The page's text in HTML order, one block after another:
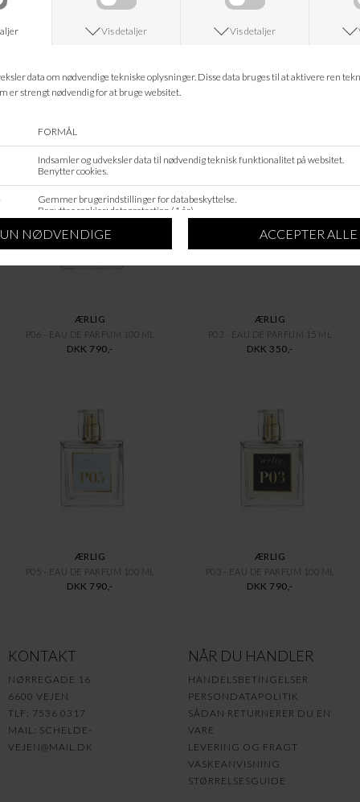
Hvad koster fragten?
Leveringstid?
ÆRLIG
P06 - EAU DE PARFUM 100 ML
DKK 790,-
ÆRLIG
P03 - EAU DE PARFUM 15 ML
DKK 350,-
ÆRLIG
P05 - EAU DE PARFUM 100 ML
DKK 790,-
ÆRLIG
P03 - EAU DE PARFUM 100 ML
DKK 790,-
KONTAKT
NØRREGADE 16
6600 VEJEN
TLF: 7536 0317
MAIL: SCHELDE-
VEJEN@MAIL.DK
NÅR DU HANDLER
HANDELSBETINGELSER
PERSONDATAPOLITIK
SÅDAN RETURNERER DU EN
VARE
LEVERING OG FRAGT
VASKEANVISNING
STØRRELSESGUIDE